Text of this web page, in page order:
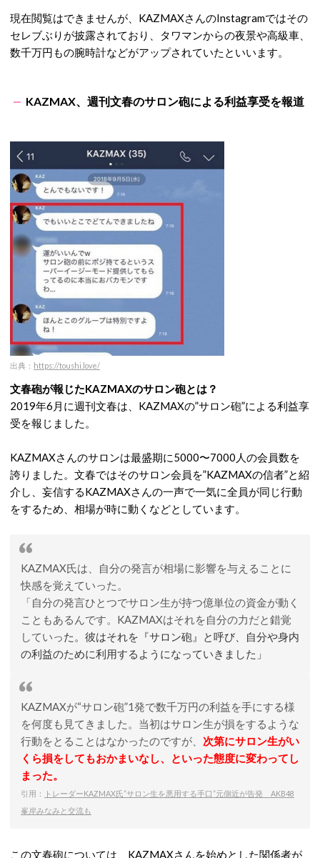
現在閲覧はできませんが、KAZMAXさんのInstagramではその
セレブぶりが披露されており、タワマンからの夜景や高級車、
数千万円もの腕時計などがアップされていたといいます。
KAZMAX、週刊文春のサロン砲による利益享受を報道
出典： https://toushi.love/
文春砲が報じたKAZMAXのサロン砲とは？
2019年6月に週刊文春は、KAZMAXの”サロン砲”による利益享
受を報じました。
KAZMAXさんのサロンは最盛期に5000〜7000人の会員数を
誇りました。文春ではそのサロン会員を”KAZMAXの信者”と紹
介し、妄信するKAZMAXさんの一声で一気に全員が同じ行動
をするため、相場が時に動くなどとしています。
KAZMAX氏は、自分の発言が相場に影響を与えることに
快感を覚えていった。
「自分の発言ひとつでサロン生が持つ億単位の資金が動く
こともあるんです。KAZMAXはそれを自分の力だと錯覚
していった。彼はそれを『サロン砲』と呼び、自分や身内
の利益のために利用するようになっていきました」
KAZMAXが“サロン砲”1発で数千万円の利益を手にする様
を何度も見てきました。当初はサロン生が損をするような
行動をとることはなかったのですが、 次第にサロン生がい
くら損をしてもおかまいなし、といった態度に変わってし
まった。
引用：
トレーダーKAZMAX氏”サロン生を悪用する手口”元側近が告発 AKB48
峯岸みなみと交流も
この文春砲については、KAZMAXさんを始めとした関係者が